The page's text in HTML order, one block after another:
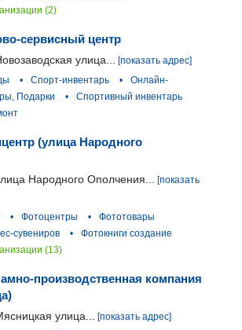
(2)
сервисный центр
улица...
[показать адрес]
• Спорт-инвентарь •
Онлайн-
Подарки •
Спортивный инвентарь
(улица Народного
Народного Ополчения... [показать
• Фотоцентры •
Фототовары
сувениров •
Фотокниги создание
(13)
производственная компания
улица... [показать адрес]